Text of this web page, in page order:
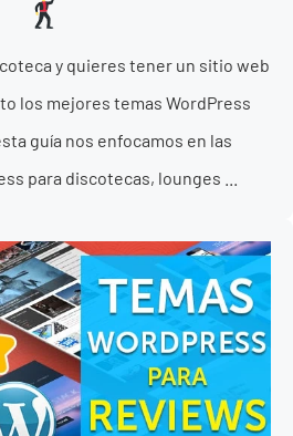
y quieres tener un sitio web
los mejores temas WordPress
guía nos enfocamos en las
para discotecas, lounges ...